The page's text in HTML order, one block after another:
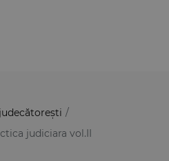
/
judiciara vol.II